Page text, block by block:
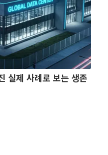
실제 사례로 보는 생존